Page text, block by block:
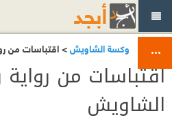
وكسة الشاويش> اقتباسات من
اقتباسات من
الشاويش